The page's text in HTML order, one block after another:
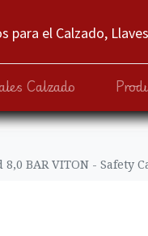
para el Calzado,
Calzado
BAR VITON - Safety